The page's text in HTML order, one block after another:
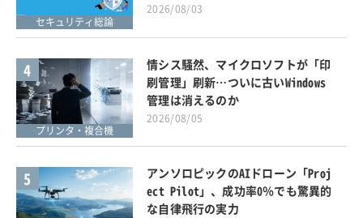
セキュリティ総論
2026/08/03
4
プリンタ・複合機
情シス騒然、マイクロソフトが「印
刷管理」刷新…ついに古いWindows
管理は消えるのか
2026/08/05
5
アンソロピックのAIドローン「Proj
ect Pilot」、成功率0％でも驚異的
な自律飛行の実力